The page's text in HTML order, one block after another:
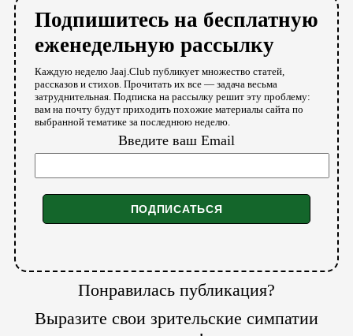
Подпишитесь на бесплатную
еженедельную рассылку
Каждую неделю Jaaj.Club публикует множество статей,
рассказов и стихов. Прочитать их все — задача весьма
затруднительная. Подписка на рассылку решит эту проблему:
вам на почту будут приходить похожие материалы сайта по
выбранной тематике за последнюю неделю.
Введите ваш Email
Понравилась публикация?
Выразите свои зрительские симпатии